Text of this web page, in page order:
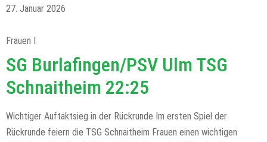
27. Januar 2026
Frauen I
SG Burlafingen/PSV Ulm TSG
Schnaitheim 22:25
Wichtiger Auftaktsieg in der Rückrunde Im ersten Spiel der
Rückrunde feiern die TSG Schnaitheim Frauen einen wichtigen